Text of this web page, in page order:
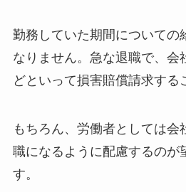
勤務していた期間についての
なりません。急な退職で、会
どといって損害賠償請求する
もちろん、労働者としては会
職になるように配慮するのが
す。